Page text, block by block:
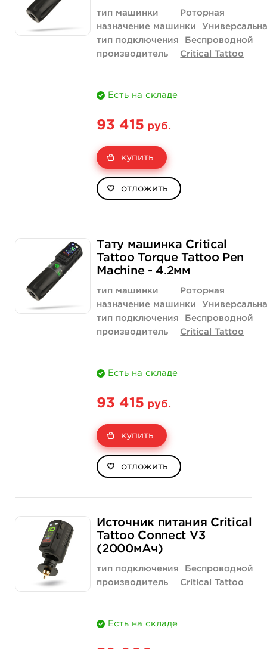
тип машинки
Роторная
назначение машинки
тип подключения
Беспроводной
производитель
Critical Tattoo
Есть на складе
93 415 руб.
купить
отложить
Тату машинка Critical
Tattoo Torque Tattoo Pen
Machine - 4.2мм
тип машинки
Роторная
назначение машинки
тип подключения
Беспроводной
производитель
Critical Tattoo
Есть на складе
93 415 руб.
купить
отложить
Источник питания Critical
Tattoo Connect V3
(2000мАч)
тип подключения
Беспроводной
производитель
Critical Tattoo
Есть на складе